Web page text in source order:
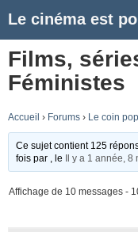
Le cinéma est
Films,
Féministes
Accueil › Forums › Le coin
Ce sujet contient 125
fois par
, le Il y a 1 année, 8
Affichage de 10 messages -